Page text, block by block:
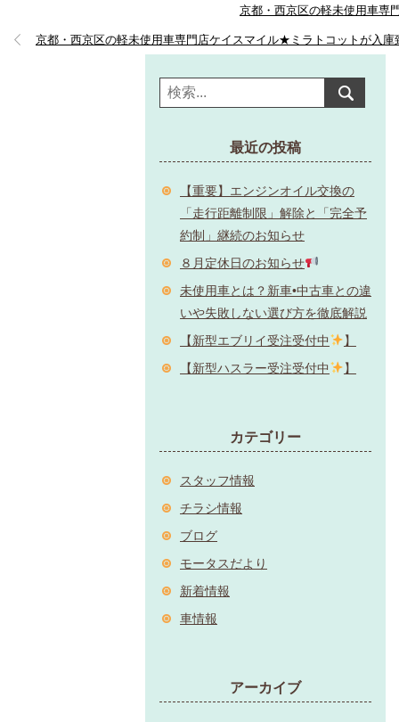
京都・西京区の軽未使用車専
京都・西京区の軽未使用車専門店ケイスマイル★ミラトコットが入庫
最近の投稿
【重要】エンジンオイル交換の
「走行距離制限」解除と「完全予
約制」継続のお知らせ
８月定休日のお知らせ
未使用車とは？新車•中古車との違
いや失敗しない選び方を徹底解説
【新型エブリイ受注受付中
】
【新型ハスラー受注受付中
】
カテゴリー
スタッフ情報
チラシ情報
ブログ
モータスだより
新着情報
車情報
アーカイブ